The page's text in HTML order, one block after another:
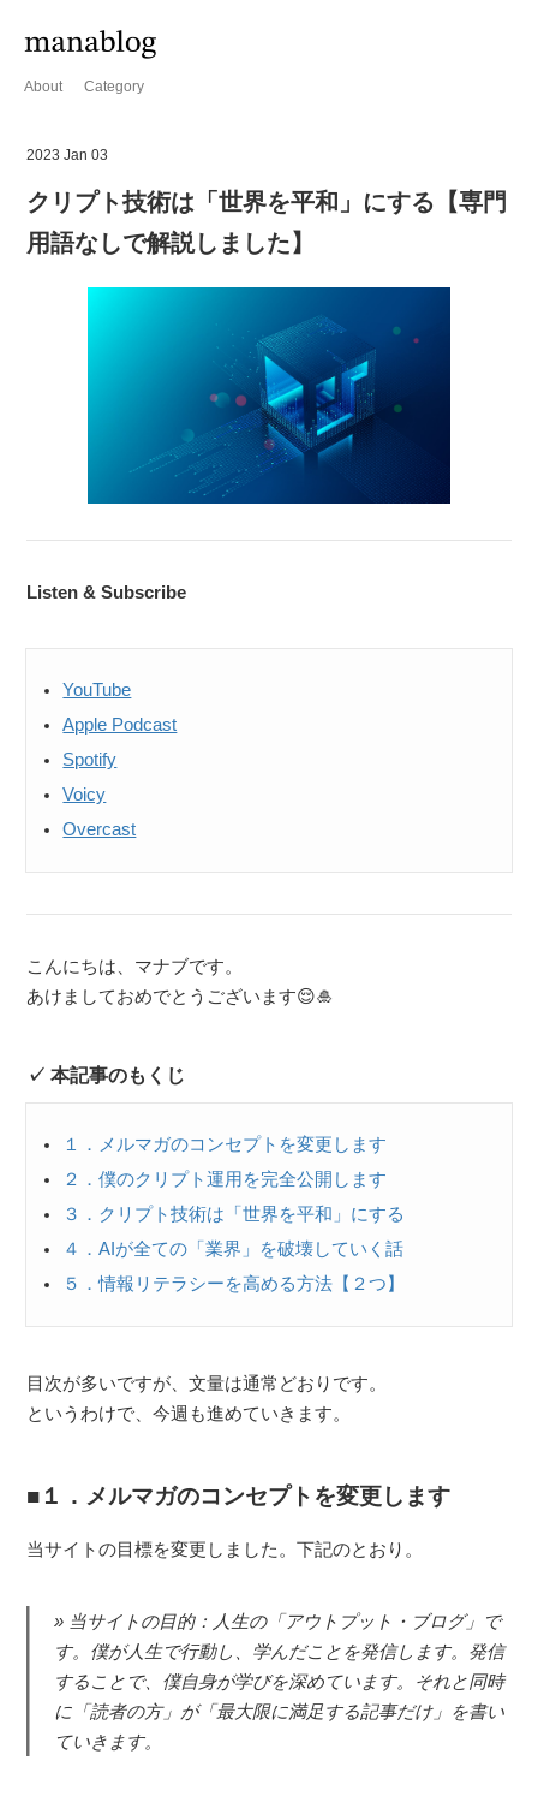
About Category
2023 Jan 03
クリプト技術は「世界を平和」にする【専門
用語なしで解説しました】
Listen & Subscribe
YouTube
Apple Podcast
Spotify
Voicy
Overcast
こんにちは、マナブです。
あけましておめでとうございます😌🎍
本記事のもくじ
１．メルマガのコンセプトを変更します
２．僕のクリプト運用を完全公開します
３．クリプト技術は「世界を平和」にする
４．AIが全ての「業界」を破壊していく話
５．情報リテラシーを高める方法【２つ】
目次が多いですが、文量は通常どおりです。
というわけで、今週も進めていきます。
１．メルマガのコンセプトを変更します
当サイトの目標を変更しました。下記のとおり。
当サイトの目的：人生の「アウトプット・ブログ」で
す。僕が人生で行動し、学んだことを発信します。発信
することで、僕自身が学びを深めています。それと同時
に「読者の方」が「最大限に満足する記事だけ」を書い
ていきます。